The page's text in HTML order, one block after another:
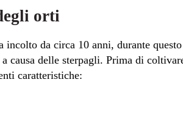
orti
da circa 10 anni, durante
causa delle sterpagli. Prima di
caratteristiche: